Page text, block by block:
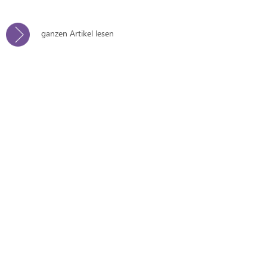
ganzen Artikel lesen